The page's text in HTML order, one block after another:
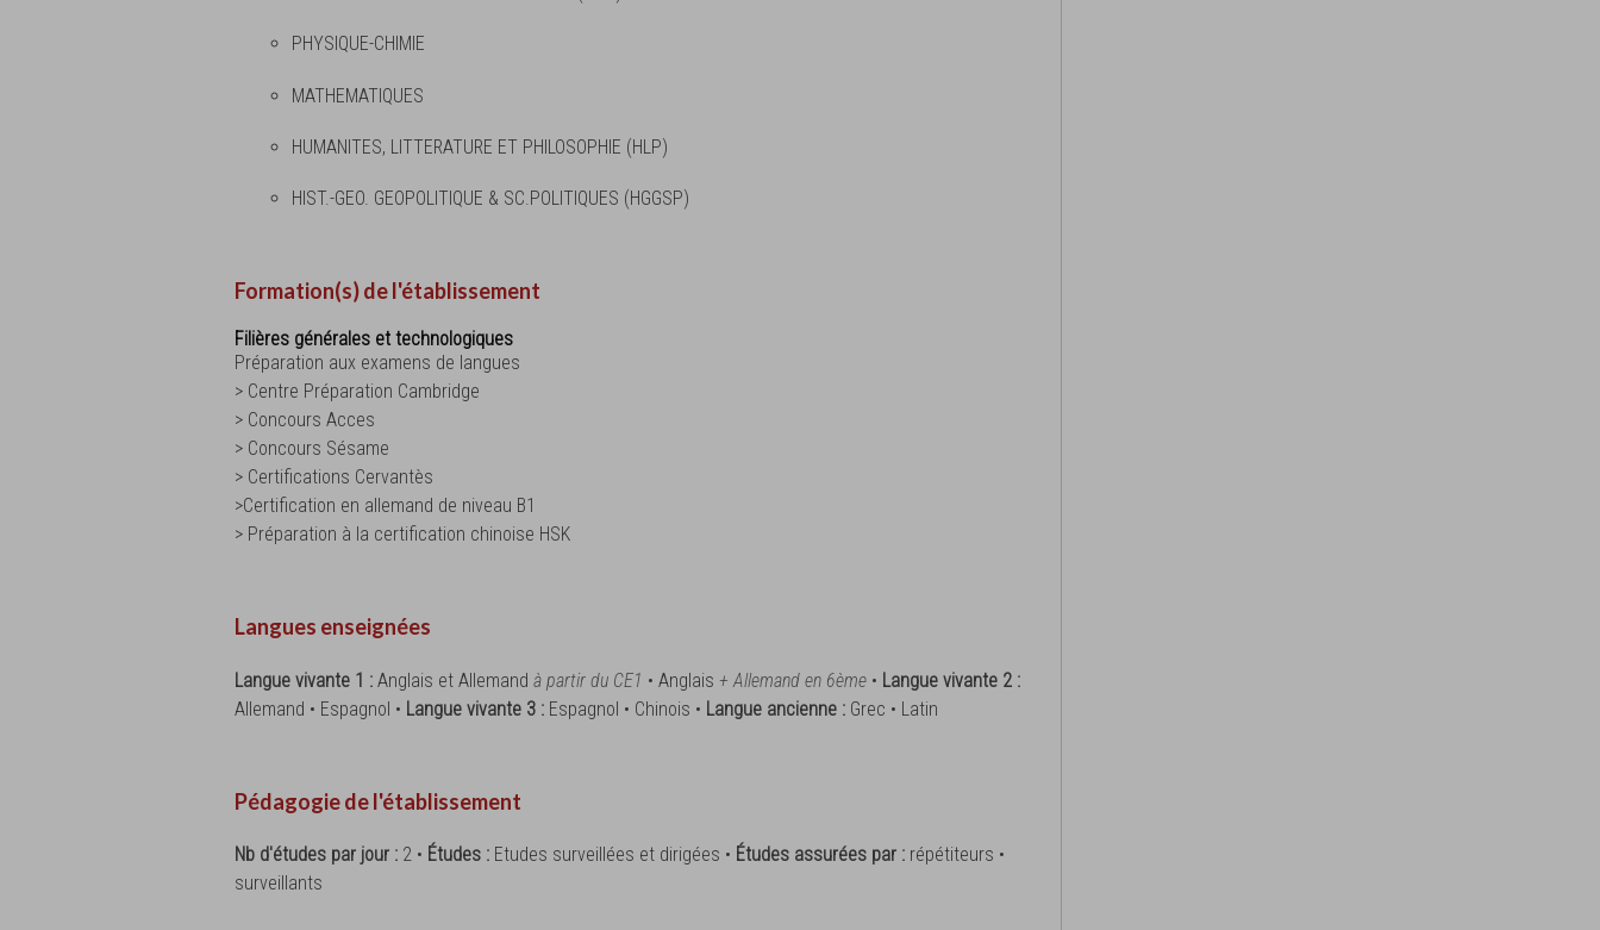
PHYSIQUE-CHIMIE
MATHEMATIQUES
HUMANITES, LITTERATURE ET PHILOSOPHIE (HLP)
HIST.-GEO. GEOPOLITIQUE & SC.POLITIQUES (HGGSP)
Formation(s) de l'établissement
Filières générales et technologiques
Préparation aux examens de langues
> Centre Préparation Cambridge
> Concours Acces
> Concours Sésame
> Certifications Cervantès
>Certification en allemand de niveau B1
> Préparation à la certification chinoise HSK
Langues enseignées
Langue vivante 1 : Anglais et Allemand à partir du CE1 • Anglais + Allemand en 6ème • Langue vivante 2 :
Allemand • Espagnol • Langue vivante 3 : Espagnol • Chinois • Langue ancienne : Grec • Latin
Pédagogie de l'établissement
Nb d'études par jour : 2 • Études : Etudes surveillées et dirigées • Études assurées par : répétiteurs •
surveillants